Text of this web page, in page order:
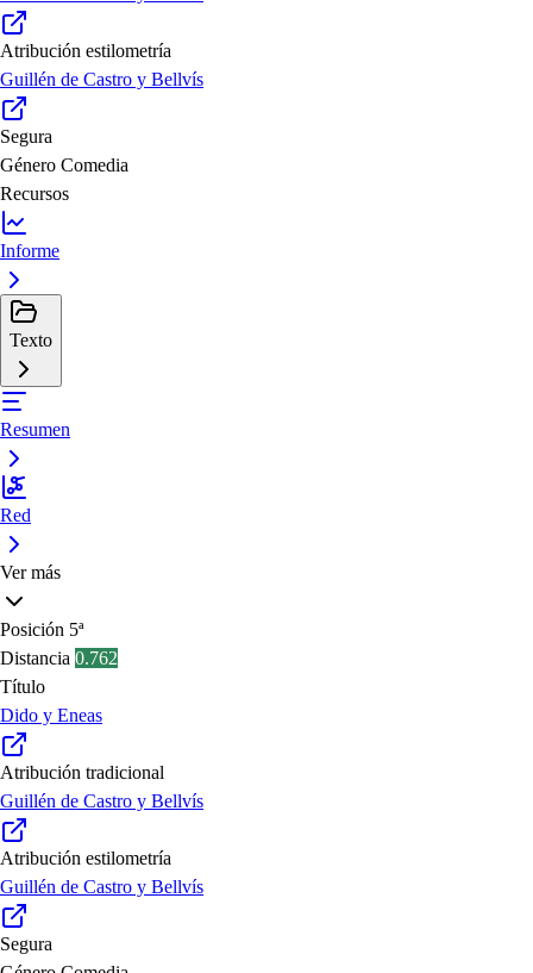
Atribución estilometría
Guillén de Castro y Bellvís
Segura
Género Comedia
Recursos
Informe
Texto
Resumen
Red
Ver más
Posición 5ª
Distancia 0.762
Título
Dido y Eneas
Atribución tradicional
Guillén de Castro y Bellvís
Atribución estilometría
Guillén de Castro y Bellvís
Segura